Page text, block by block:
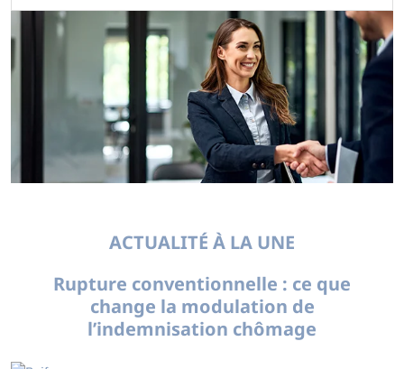
ACTUALITÉ À LA UNE
Rupture conventionnelle : ce que
change la modulation de
l’indemnisation chômage